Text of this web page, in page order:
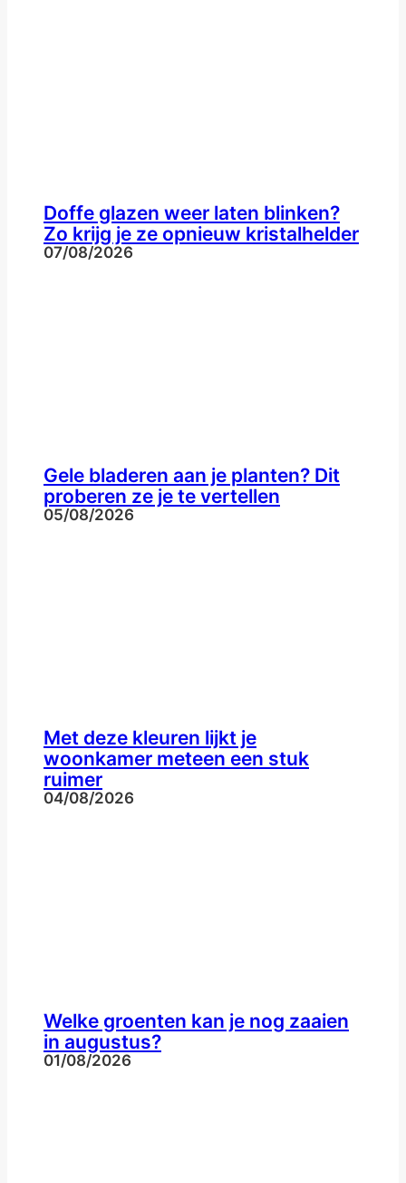
Doffe glazen weer laten blinken?
Zo krijg je ze opnieuw kristalhelder
07/08/2026
Gele bladeren aan je planten? Dit
proberen ze je te vertellen
05/08/2026
Met deze kleuren lijkt je
woonkamer meteen een stuk
ruimer
04/08/2026
Welke groenten kan je nog zaaien
in augustus?
01/08/2026